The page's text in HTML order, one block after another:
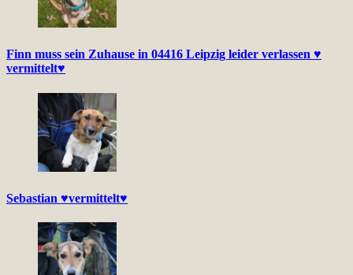
Finn muss sein Zuhause in 04416 Leipzig leider verlassen ♥
vermittelt♥
Sebastian ♥vermittelt♥